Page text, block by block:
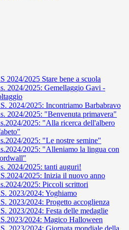
2024/2025 Stare bene a scuola
2024/2025: Gemellaggio Gavi -
2024/2025: Incontriamo Barbabravo
2024/2025: "Benvenuta primavera"
2025: "Alla ricerca dell'albero
2025: "Le nostre semine"
2025: "Alleniamo la lingua con
2024/2025: tanti auguri!
2025: Inizia il nuovo anno
2025: Piccoli scrittori
2023/2024: Yoghiamo
2023/2024: Progetto accoglienza
2023/2024: Festa delle medaglie
2024: Magico Halloween